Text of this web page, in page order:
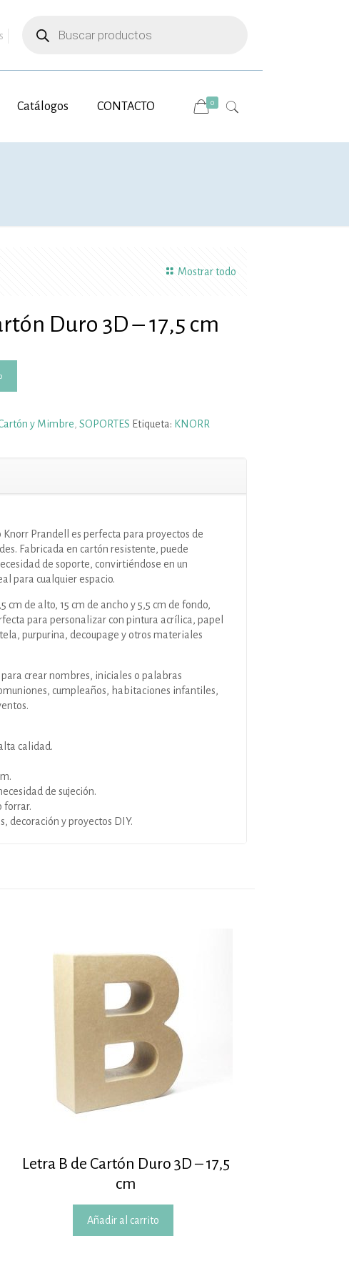
productos
Catálogos CONTACTO 0
Mostrar todo
Duro 3D – 17,5 cm
y Mimbre SOPORTES Etiqueta: KNORR
Knorr Prandell es perfecta para proyectos de
Fabricada en cartón resistente, puede
de soporte, convirtiéndose en un
para cualquier espacio.
cm de alto, 15 cm de ancho y 5,5 cm de fondo,
para personalizar con pintura acrílica, papel
purpurina, decoupage y otros materiales
para crear nombres, iniciales o palabras
cumpleaños, habitaciones infantiles,
calidad.
de sujeción.
forrar.
decoración y proyectos DIY.
Letra B de Cartón Duro 3D – 17,5
cm
Añadir al carrito